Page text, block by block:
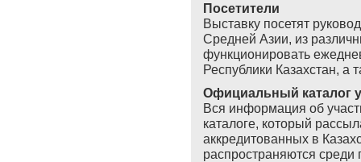
Посетители
Выставку посетят
Средней Азии, из
функционировать
Республики Казахстан, а
Официальный каталог
Вся информация об
каталоге, который
аккредитованных в
распространяются среди